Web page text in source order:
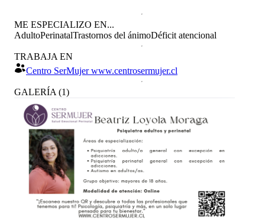
ME ESPECIALIZO EN...
AdultoPerinatalTrastornos del ánimoDéficit atencional
TRABAJA EN
Centro SerMujer www.centrosermujer.cl
GALERÍA (1)